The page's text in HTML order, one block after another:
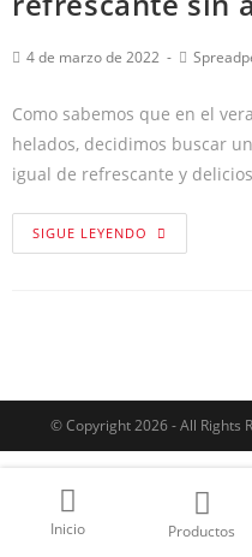
4 de marzo de 2022
Como sabemos que en el
helados, decidimos buscar
igual de refrescante y
SIGUE LEYENDO
© Copyright 2026 - All Rights
Inicio Productos